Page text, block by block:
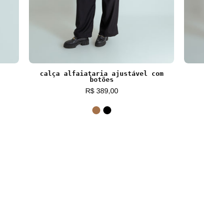
calça alfaiataria ajustável com
botões
R$ 389,00